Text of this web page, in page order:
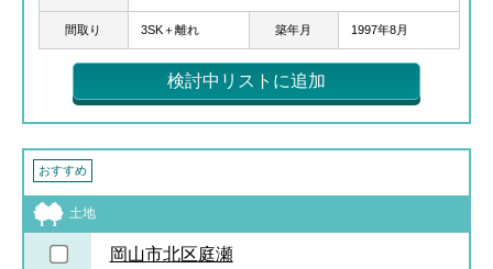
間取り 3SK＋離れ 築年月 1997年8月
検討中リストに追加
おすすめ
土地
岡山市北区庭瀬